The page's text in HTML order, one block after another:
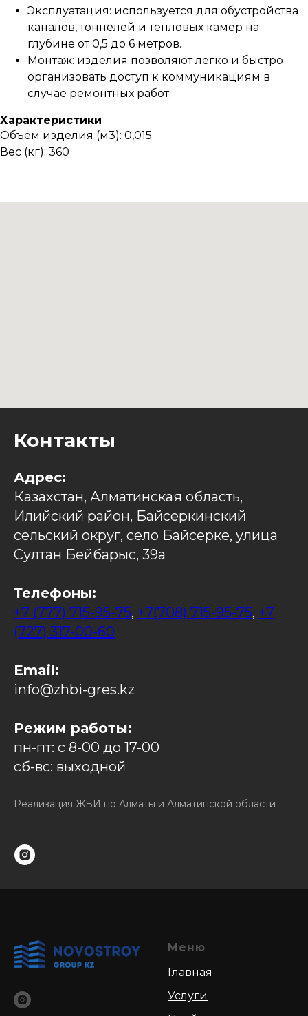
Эксплуатация: используется для обустройства
каналов, тоннелей и тепловых камер на
глубине от 0,5 до 6 метров.
Монтаж: изделия позволяют легко и быстро
организовать доступ к коммуникациям в
случае ремонтных работ.
Характеристики
Объем изделия (м3): 0,015
Вес (кг): 360
Контакты
Адрес:
Казахстан, Алматинская область,
Илийский район, Байсеркинский
сельский округ, село Байсерке, улица
Султан Бейбарыс, 39а
Телефоны:
+7 (777) 715-95-75, +7(708) 715-95-75, +7
(727) 317-00-60
Email:
info@zhbi-gres.kz
Режим работы:
пн-пт: с 8-00 до 17-00
сб-вс: выходной
Реализация ЖБИ по Алматы и Алматинской области
Меню
Главная
Услуги